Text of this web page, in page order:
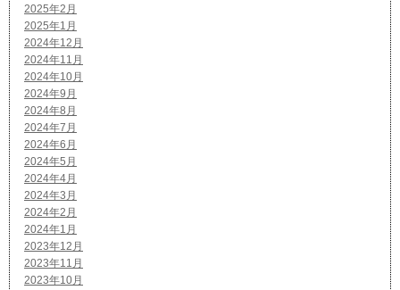
2025年2月
2025年1月
2024年12月
2024年11月
2024年10月
2024年9月
2024年8月
2024年7月
2024年6月
2024年5月
2024年4月
2024年3月
2024年2月
2024年1月
2023年12月
2023年11月
2023年10月